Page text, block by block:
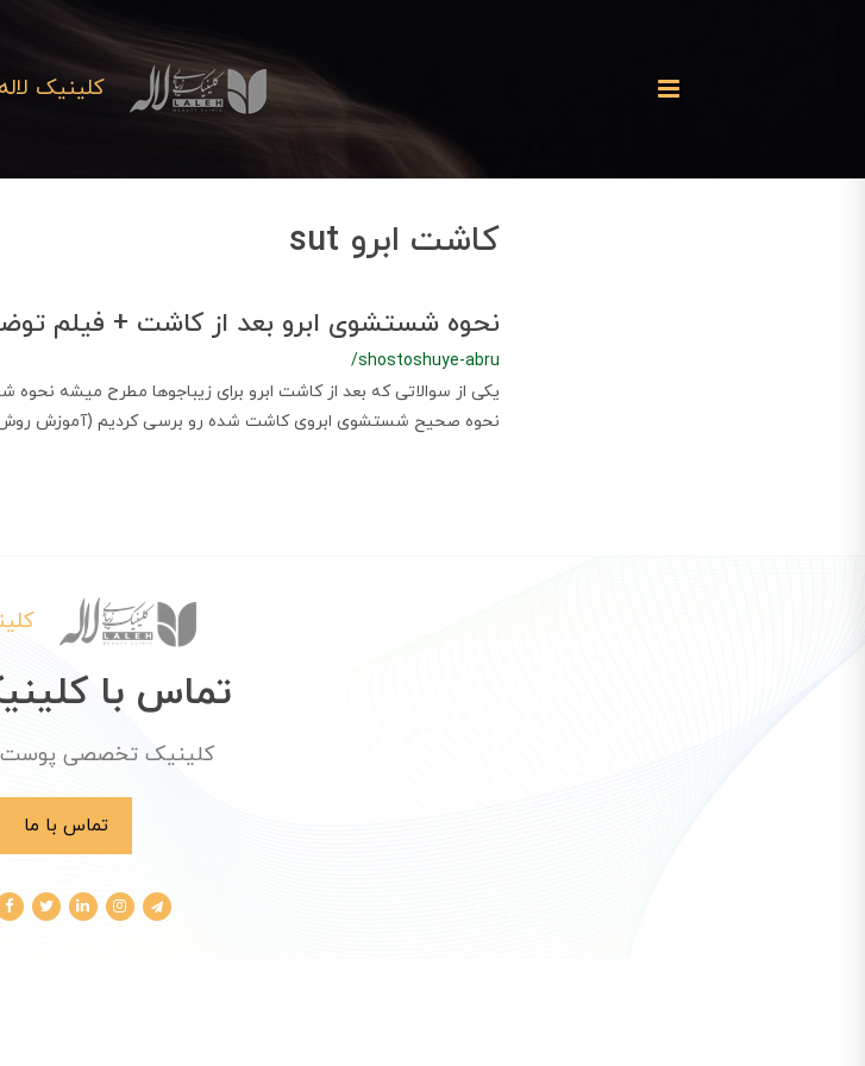
کلینیک لاله
کاشت ابرو sut
نحوه شستشوی ابرو بعد از کاشت + فیلم
/shostoshuye-abru
یکی از سوالاتی که بعد از کاشت ابرو برای زیباجوها مطرح میشه
نحوه صحیح شستشوی ابروی کاشت شده رو برسی کردیم (آموزش
تماس با
کلینیک تخصصی پوست
تماس با ما